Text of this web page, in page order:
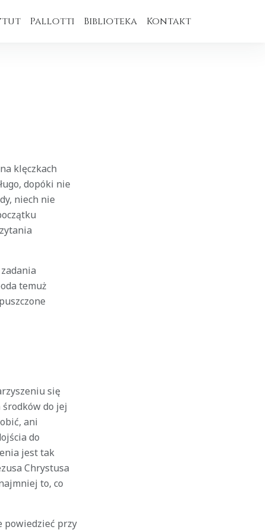
Pallotti Biblioteka Kontakt
klęczkach
dopóki nie
niech nie
temuż
się
środków do jej
ani
do
jest tak
Chrystusa
to, co
powiedzieć przy